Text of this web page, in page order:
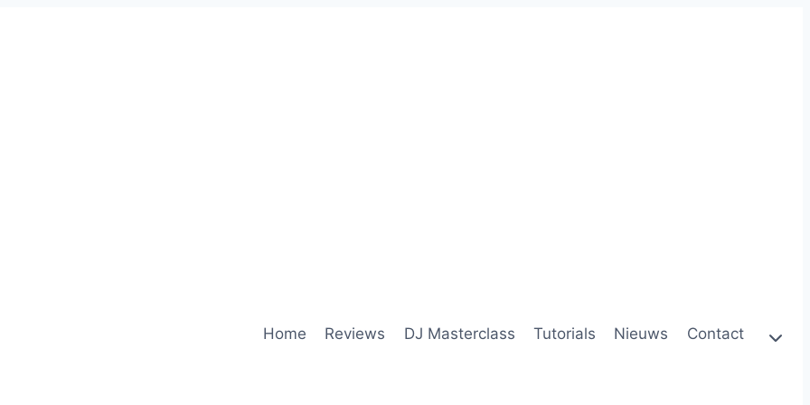
Home Reviews DJ Masterclass Tutorials Nieuws Contact